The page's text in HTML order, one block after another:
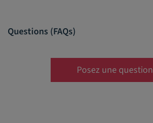
Questions (FAQs)
Posez une question